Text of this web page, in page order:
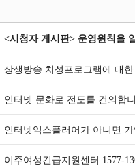
<시청자 게시판> 운영원칙을
상생방송 치성프로그램에 대
인터넷 문화로 전도를 건의합
인터넷익스플러어가 아니면
이주여성긴급지원센터 1577-